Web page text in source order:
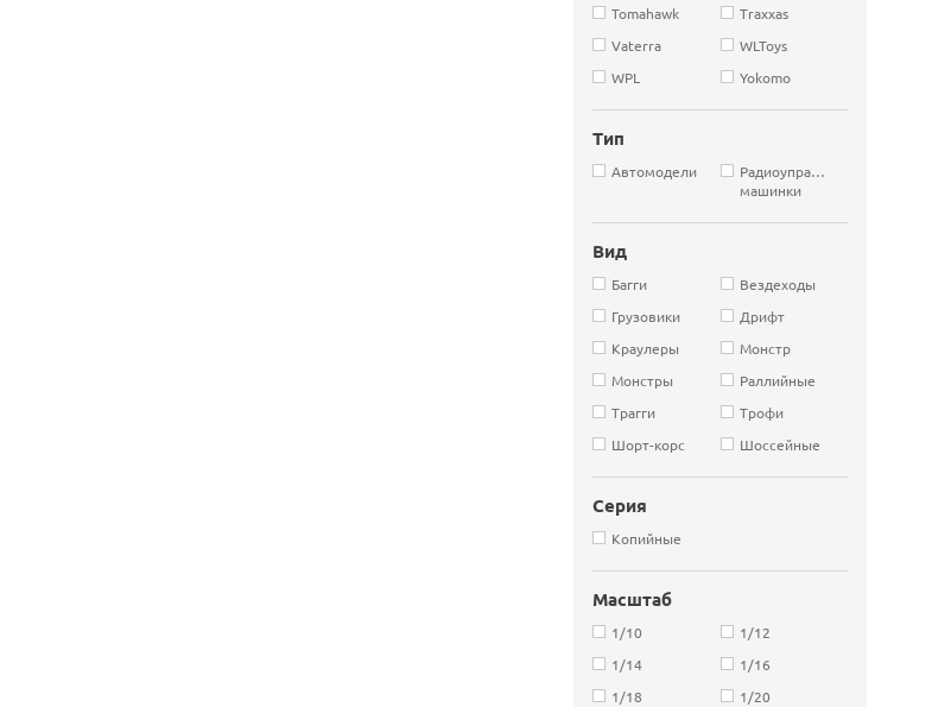
Tomahawk
Traxxas
Vaterra
WLToys
WPL
Yokomo
Тип
Автомодели
Радиоуправляемые
машинки
Вид
Багги
Вездеходы
Грузовики
Дрифт
Краулеры
Монстр
Монстры
Раллийные
Трагги
Трофи
Шорт-корс
Шоссейные
Серия
Копийные
Масштаб
1/10
1/12
1/14
1/16
1/18
1/20